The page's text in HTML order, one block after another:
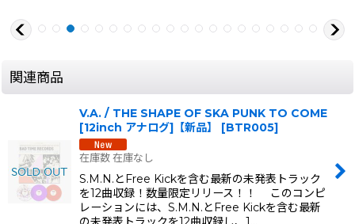
関連商品
V.A. / THE SHAPE OF SKA PUNK TO COME
[12inch アナログ]【新品】
[BTR005]
在庫数 在庫なし
S.M.N.とFree Kickを含む最新の未発表トラック
を12曲収録！数量限定リリース！！ このコンピ
レーションには、S.M.N.とFree Kickを含む最新